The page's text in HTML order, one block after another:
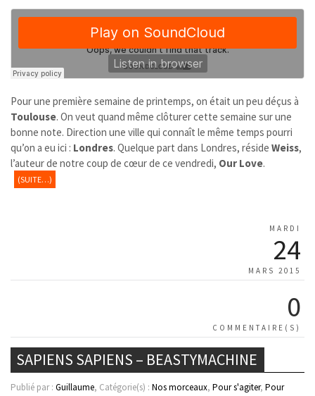
Pour une première semaine de printemps, on était un peu déçus à
Toulouse. On veut quand même clôturer cette semaine sur une
bonne note. Direction une ville qui connaît le même temps pourri
qu’on a eu ici : Londres. Quelque part dans Londres, réside Weiss,
l’auteur de notre coup de cœur de ce vendredi, Our Love.
(SUITE…)
MARDI
24
MARS 2015
0
COMMENTAIRE(S)
SAPIENS SAPIENS – BEASTYMACHINE
Publié par : Guillaume, Catégorie(s) : Nos morceaux, Pour s'agiter, Pour